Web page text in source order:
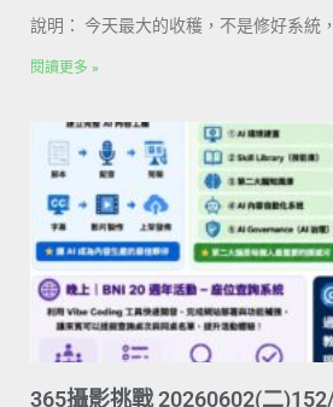
說明： 今天最大的收穫，不是修好系統
閱讀更多 »
365攝影挑戰 20260602(二